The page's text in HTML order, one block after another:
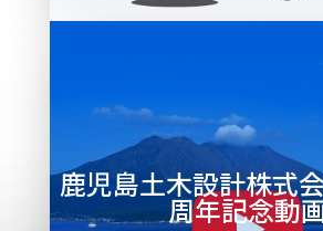
鹿児島土木設計株式
周年記念動